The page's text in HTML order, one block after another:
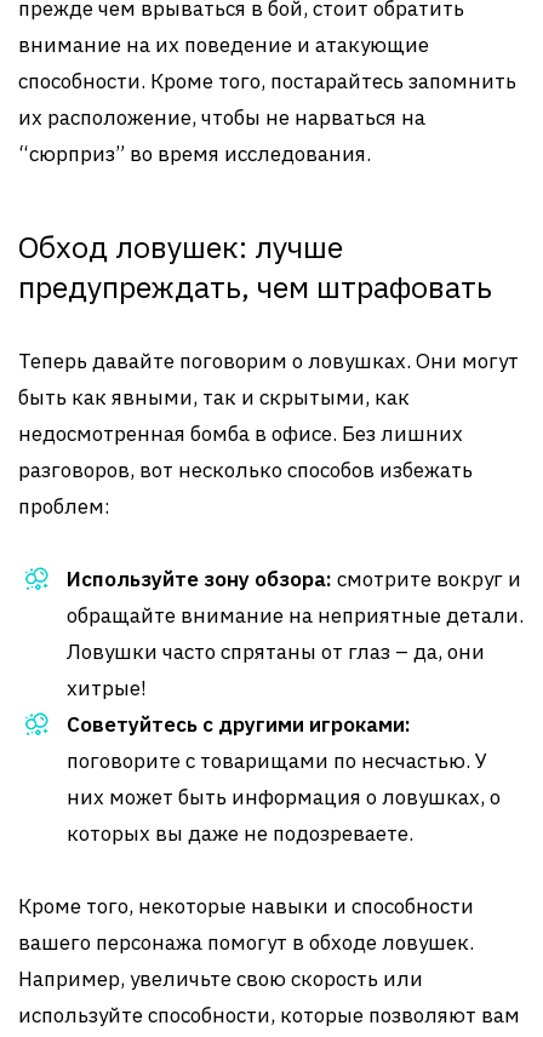
прежде чем врываться в бой, стоит обратить
внимание на их поведение и атакующие
способности. Кроме того, постарайтесь запомнить
их расположение, чтобы не нарваться на
“сюрприз” во время исследования.
Обход ловушек: лучше
предупреждать, чем штрафовать
Теперь давайте поговорим о ловушках. Они могут
быть как явными, так и скрытыми, как
недосмотренная бомба в офисе. Без лишних
разговоров, вот несколько способов избежать
проблем:
Используйте зону обзора: смотрите вокруг и
обращайте внимание на неприятные детали.
Ловушки часто спрятаны от глаз – да, они
хитрые!
Советуйтесь с другими игроками:
поговорите с товарищами по несчастью. У
них может быть информация о ловушках, о
которых вы даже не подозреваете.
Кроме того, некоторые навыки и способности
вашего персонажа помогут в обходе ловушек.
Например, увеличьте свою скорость или
используйте способности, которые позволяют вам